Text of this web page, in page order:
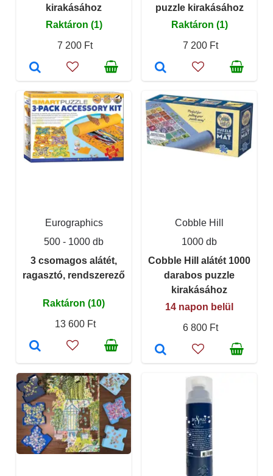
kirakásához
Raktáron (1)
7 200 Ft
puzzle kirakásához
Raktáron (1)
7 200 Ft
Eurographics
500 - 1000 db
3 csomagos alátét,
ragasztó, rendszerező
Raktáron (10)
13 600 Ft
Cobble Hill
1000 db
Cobble Hill alátét 1000
darabos puzzle
kirakásához
14 napon belül
6 800 Ft